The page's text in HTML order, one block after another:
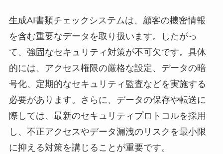
生成AI書類チェックシステムは、顧客の機密情報
を含む重要なデータを取り扱います。したがっ
て、強固なセキュリティ対策が不可欠です。具体
的には、アクセス権限の厳格な設定、データの暗
号化、定期的なセキュリティ監査などを実施する
必要があります。さらに、データの保存や転送に
際しては、最新のセキュリティプロトコルを採用
し、不正アクセスやデータ漏洩のリスクを最小限
に抑える対策を講じることが重要です。